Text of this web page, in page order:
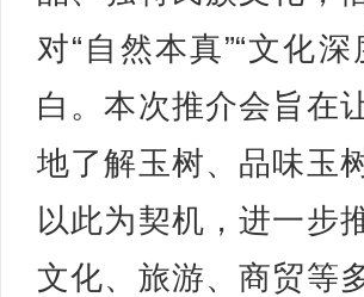
对“自然本真”“文化
白。本次推介会旨在
地了解玉树、品味玉
以此为契机，进一步
文化、旅游、商贸等